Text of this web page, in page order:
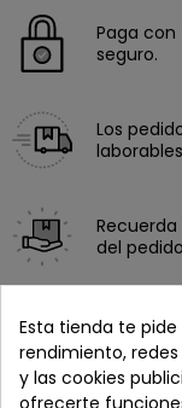
Paga con
seguro.
Los
del
Esta tienda te
rendimiento, redes
y las cookies
ofrecerte